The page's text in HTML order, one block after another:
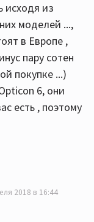
исходя из
моделей ...,
в Европе ,
пару сотен
покупке ...)
6, они
есть , поэтому
2018 в 16:44